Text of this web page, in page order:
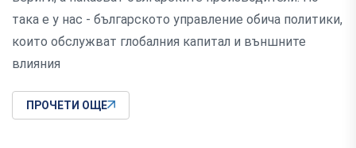
така е у нас - българското управление обича политики,
които обслужват глобалния капитал и външните
влияния
ПРОЧЕТИ ОЩЕ